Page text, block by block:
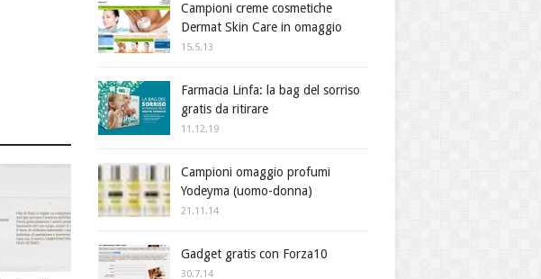
Campioni creme cosmetiche
Dermat Skin Care in omaggio
15.5.13
Farmacia Linfa: la bag del sorriso
gratis da ritirare
11.12.19
Campioni omaggio profumi
Yodeyma (uomo-donna)
21.11.14
Gadget gratis con Forza10
30.7.14